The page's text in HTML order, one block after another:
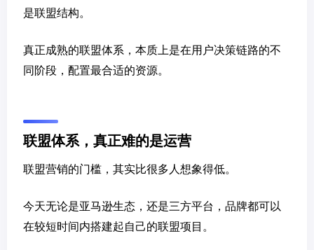
是联盟结构。
真正成熟的联盟体系，本质上是在用户决策链路的不
同阶段，配置最合适的资源。
联盟体系，真正难的是运营
联盟营销的门槛，其实比很多人想象得低。
今天无论是亚马逊生态，还是三方平台，品牌都可以
在较短时间内搭建起自己的联盟项目。